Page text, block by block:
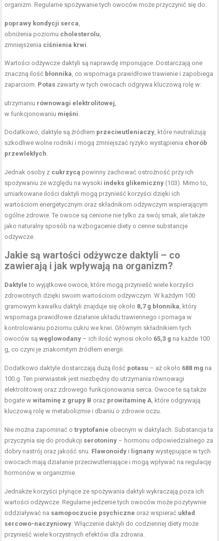
organizm. Regularne spożywanie tych owoców może przyczynić się do:
poprawy kondycji serca
obniżenia poziomu cholesterolu
zmniejszenia ciśnienia krwi
Wartości odżywcze daktyli są naprawdę imponujące. Dostarczają one
znaczną ilość błonnika , co wspomaga prawidłowe trawienie i zapobiega
zaparciom. Potas zawarty w tych owocach odgrywa kluczową rolę w:
utrzymaniu równowagi elektrolitowej
w funkcjonowaniu mięśni
Dodatkowo, daktyle są źródłem przeciwutleniaczy , które neutralizują
szkodliwe wolne rodniki i mogą zmniejszać ryzyko wystąpienia chorób
przewlekłych
Jednak osoby z cukrzycą powinny zachować ostrożność przy ich
spożywaniu ze względu na wysoki indeks glikemiczny (103). Mimo to,
umiarkowane ilości daktyli mogą przynieść korzyści dzięki ich
wartościom energetycznym oraz składnikom odżywczym wspierającym
ogólne zdrowie. Te owoce są cenione nie tylko za swój smak, ale także
jako naturalny sposób na wzbogacenie diety o cenne substancje
odżywcze.
Jakie są wartości odżywcze daktyli – co
zawierają i jak wpływają na organizm?
Daktyle to wyjątkowe owoce, które mogą przynieść wiele korzyści
zdrowotnych dzięki swoim wartościom odżywczym. W każdym 100
gramowym kawałku daktyli znajduje się około 8,7 g błonnika , który
wspomaga prawidłowe działanie układu trawiennego i pomaga w
kontrolowaniu poziomu cukru we krwi. Głównym składnikiem tych
owoców sąwęglowodany – ich ilość wynosi około 65,3 g na każde 100
g, co czyni je znakomitym źródłem energii.
Dodatkowo daktyle dostarczają dużą ilość potasu – aż około 688 mg na
100 g. Ten pierwiastek jest niezbędny do utrzymania równowagi
elektrolitowej oraz zdrowego funkcjonowania serca. Owoce te są także
bogate wwitaminę z grupy B oraz prowitaminę A , które odgrywają
kluczową rolę w metabolizmie i dbaniu o zdrowie oczu.
Nie można zapominać otryptofanie obecnym w daktylach. Substancja ta
przyczynia się do produkcji serotoniny – hormonu odpowiedzialnego za
dobry nastrój oraz jakość snu. Flawonoidy i lignany występujące w tych
owocach mają działanie przeciwutleniające i mogą wpływać na regulację
hormonów w organizmie.
Jednakże korzyści płynące ze spożywania daktyli wykraczają poza ich
wartości odżywcze. Regularne jedzenie tych owoców może pozytywnie
oddziaływać na samopoczucie psychiczne oraz wspierać układ
sercowo-naczyniowy . Włączenie daktyli do codziennej diety może
przynieść wiele korzystnych efektów dla zdrowia.